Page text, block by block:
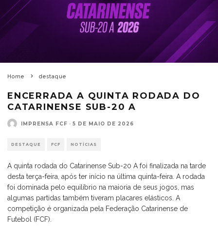
Home destaque
ENCERRADA A QUINTA RODADA DO
CATARINENSE SUB-20 A
IMPRENSA FCF · 5 DE MAIO DE 2026
DESTAQUE FCF NOTÍCIAS
A quinta rodada do Catarinense Sub-20 A foi finalizada na tarde
desta terça-feira, após ter início na última quinta-feira. A rodada
foi dominada pelo equilíbrio na maioria de seus jogos, mas
algumas partidas também tiveram placares elásticos. A
competição é organizada pela Federação Catarinense de
Futebol (FCF).